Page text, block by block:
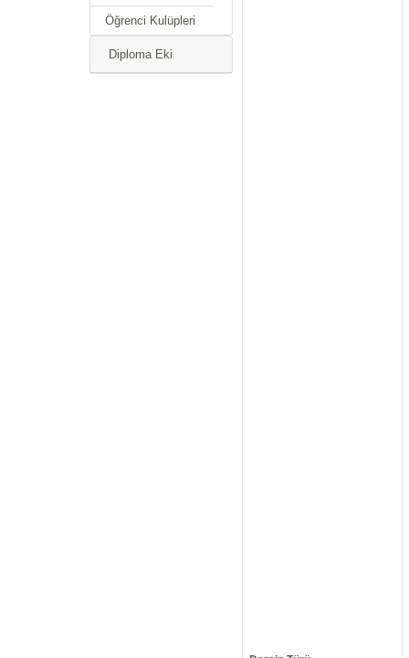
Öğrenci Kulüpleri
Diploma Eki